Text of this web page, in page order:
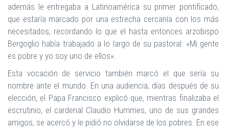
además le entregaba a Latinoamérica su primer pontificado,
que estaría marcado por una estrecha cercanía con los más
necesitados, recordando lo que el hasta entonces arzobispo
Bergoglio había trabajado a lo largo de su pastoral: «Mi gente
es pobre y yo soy uno de ellos».
Esta vocación de servicio también marcó el que sería su
nombre ante el mundo. En una audiencia, días después de su
elección, el Papa Francisco explicó que, mientras finalizaba el
escrutinio, el cardenal Claudio Hummes, uno de sus grandes
amigos, se acercó y le pidió no olvidarse de los pobres. En ese